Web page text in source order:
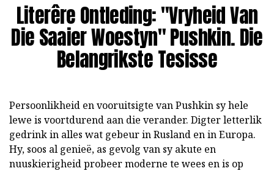
Literêre Ontleding: "Vryheid Van
Die Saaier Woestyn" Pushkin. Die
Belangrikste Tesisse
Persoonlikheid en vooruitsigte van Pushkin sy hele
lewe is voortdurend aan die verander. Digter letterlik
gedrink in alles wat gebeur in Rusland en in Europa.
Hy, soos al genieë, as gevolg van sy akute en
nuuskierigheid probeer moderne te wees en is op